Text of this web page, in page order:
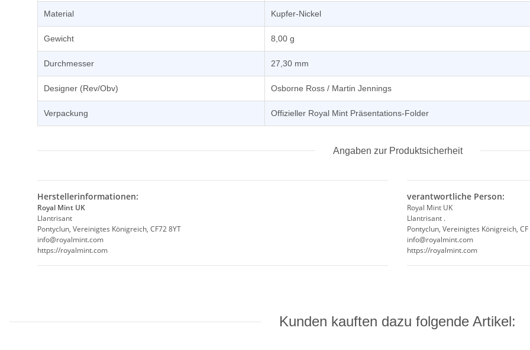
Material Kupfer-Nickel
Gewicht 8,00 g
Durchmesser 27,30 mm
Designer (Rev/Obv) Osborne Ross / Martin Jennings
Verpackung Offizieller Royal Mint Präsentations-Folder
Angaben zur Produktsicherheit
Herstellerinformationen:
Royal Mint UK
Llantrisant
Pontyclun, Vereinigtes Königreich, CF72 8YT
info@royalmint.com
https://royalmint.com
verantwortliche Person:
Royal Mint UK
Llantrisant .
Pontyclun, Vereinigtes Königreich, CF
info@royalmint.com
https://royalmint.com
Kunden kauften dazu folgende Artikel: